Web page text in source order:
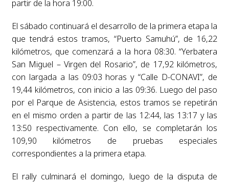
partir de la hora 19:00.
El sábado continuará el desarrollo de la primera etapa la
que tendrá estos tramos, “Puerto Samuhú”, de 16,22
kilómetros, que comenzará a la hora 08:30. “Yerbatera
San Miguel – Virgen del Rosario”, de 17,92 kilómetros,
con largada a las 09:03 horas y “Calle D-CONAVI”, de
19,44 kilómetros, con inicio a las 09:36. Luego del paso
por el Parque de Asistencia, estos tramos se repetirán
en el mismo orden a partir de las 12:44, las 13:17 y las
13:50 respectivamente. Con ello, se completarán los
109,90 kilómetros de pruebas especiales
correspondientes a la primera etapa.
El rally culminará el domingo, luego de la disputa de